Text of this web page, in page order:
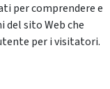
per comprendere e
del sito Web che
per i visitatori.